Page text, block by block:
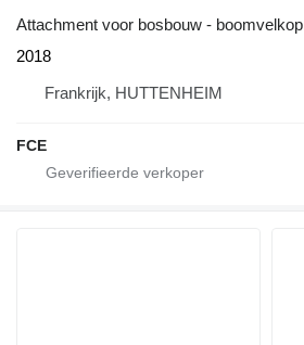
Attachment voor bosbouw - boomvelkop
2018
Frankrijk, HUTTENHEIM
FCE